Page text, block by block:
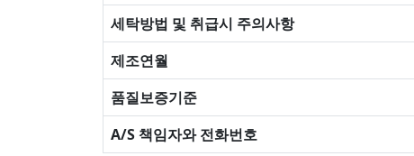
세탁방법 및 취급시 주의사항
제조연월
품질보증기준
A/S 책임자와 전화번호